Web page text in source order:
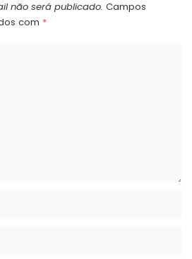
não será publicado. Campos
com *